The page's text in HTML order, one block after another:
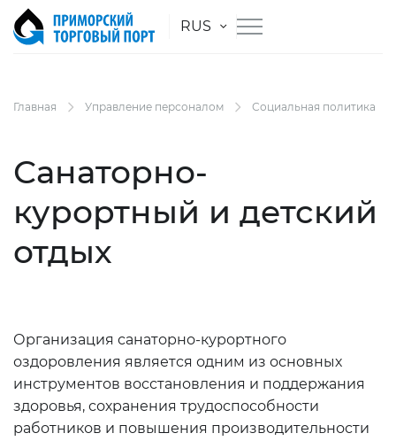
RUS
Главная Управление персоналом Социальная политика
Санаторно-
курортный и детский
отдых
Организация санаторно-курортного
оздоровления является одним из основных
инструментов восстановления и поддержания
здоровья, сохранения трудоспособности
работников и повышения производительности